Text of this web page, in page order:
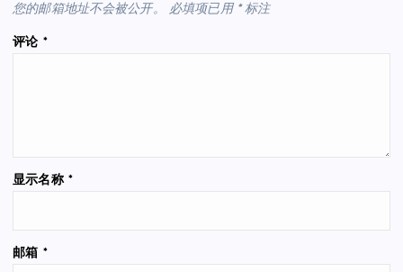
您的邮箱地址不会被公开。 必填项已用 *标注
评论 *
显示名称 *
邮箱 *